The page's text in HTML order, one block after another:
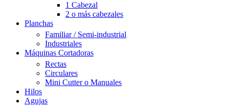
1 Cabezal
2 o más cabezales
Planchas
Familiar / Semi-industrial
Industriales
Máquinas Cortadoras
Rectas
Circulares
Mini Cutter o Manuales
Hilos
Agujas